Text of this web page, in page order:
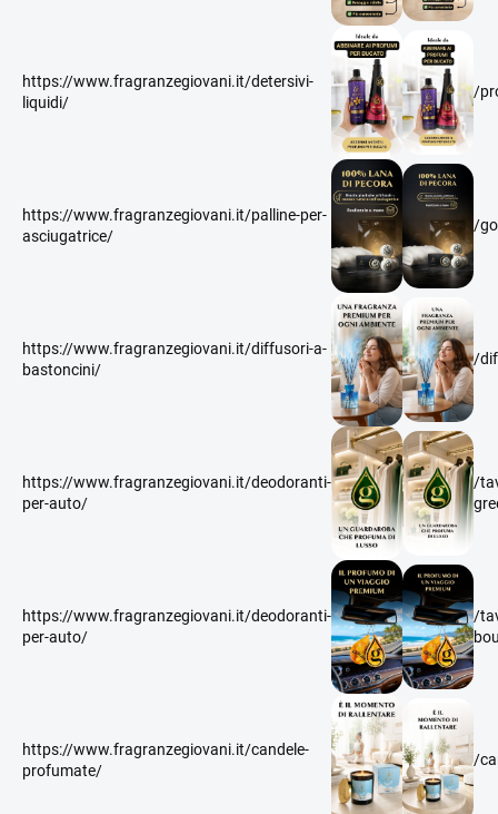
https://www.fragranzegiovani.it/detersivi-
liquidi/
/
https://www.fragranzegiovani.it/palline-per-
asciugatrice/
/
https://www.fragranzegiovani.it/diffusori-a-
bastoncini/
/
https://www.fragranzegiovani.it/deodoranti-
per-auto/
/
https://www.fragranzegiovani.it/deodoranti-
per-auto/
/
https://www.fragranzegiovani.it/candele-
profumate/
/